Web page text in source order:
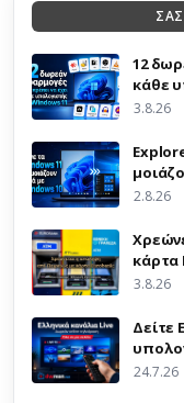
12
κάθε
3.8.26
2.8.26
κάρτα
3.8.26
Δείτε
24.7.26